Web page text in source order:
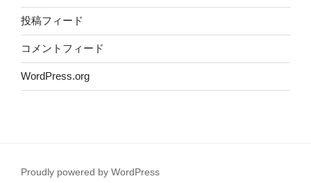
投稿フィード
コメントフィード
WordPress.org
Proudly powered by WordPress